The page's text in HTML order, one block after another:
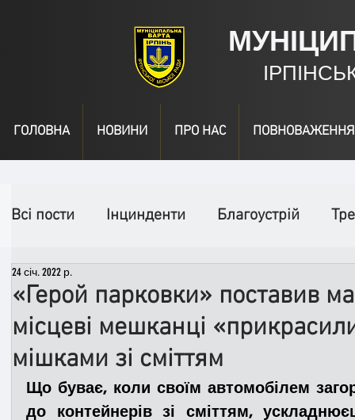
ГОЛОВНА НОВИНИ ПРО НАС ПОВНОВАЖЕННЯ
Всі пости Інцинденти Благоустрій
День народження
Спільні заходи Надзвичайні заходи
Медицина Новини ДТП
«Герой парковки» поставив
місцеві мешканці
мішками зі сміттям
24 січ. 2022 р.
Що буває, коли своїм автомобілем
до контейнерів зі сміттям,